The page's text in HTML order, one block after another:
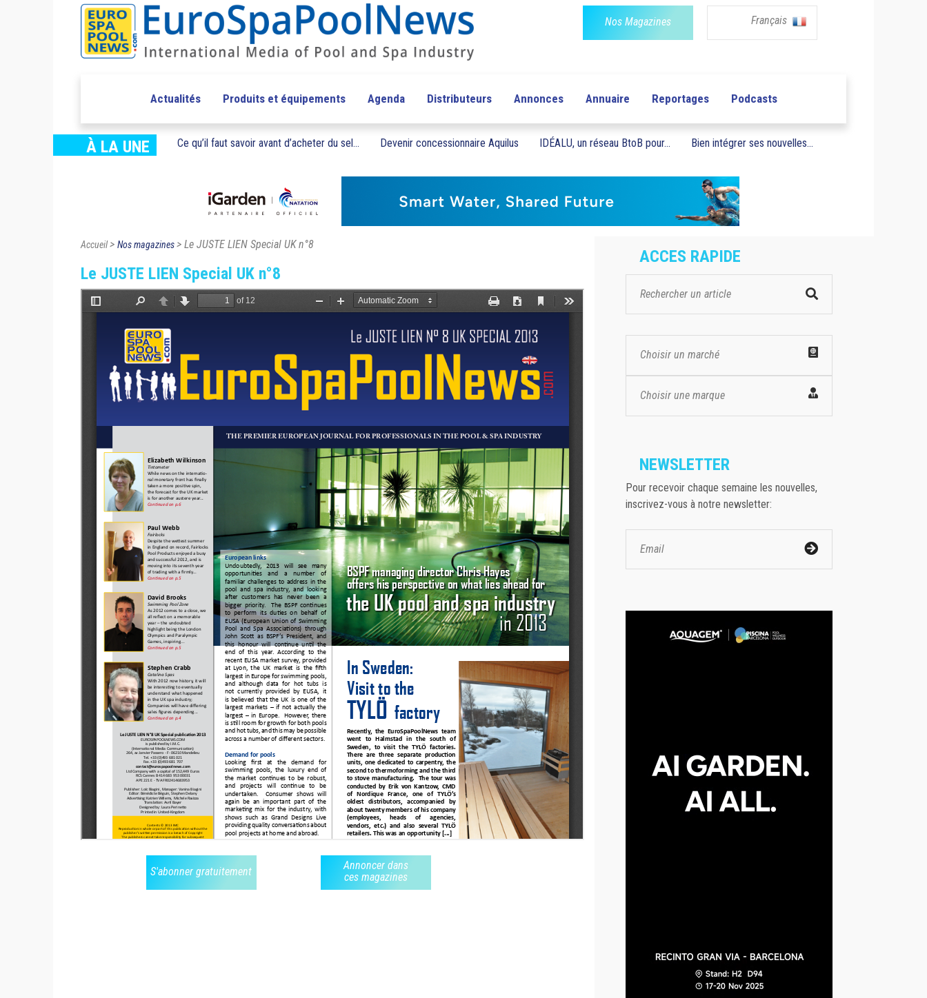
Nos Magazines Français
Actualités Produits et équipements Agenda Distributeurs Annonces Annuaire Reportages Podcasts
À LA UNE Ce qu’il faut savoir avant d’acheter du sel... Devenir concessionnaire Aquilus IDÉALU, un réseau BtoB pour... Bien intégrer ses nouvelles...
Accueil> Nos magazines> Le JUSTE LIEN Special UK n°8
Le JUSTE LIEN Special UK n°8
S'abonner gratuitement
Annoncer dans
ces magazines
ACCES RAPIDE
Choisir un marché
Choisir une marque
NEWSLETTER
Pour recevoir chaque semaine les nouvelles,
inscrivez-vous à notre newsletter: